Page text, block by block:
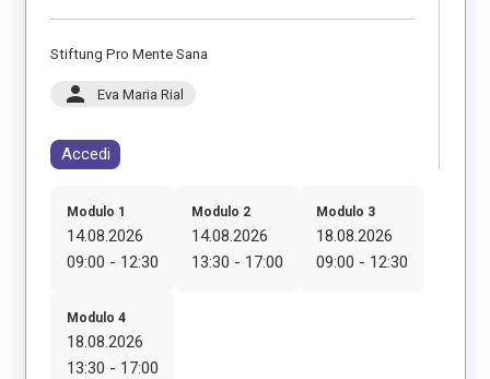
Stiftung Pro Mente Sana
person Eva Maria Rial
Accedi
Modulo 1
14.08.2026
09:00 - 12:30
Modulo 2
14.08.2026
13:30 - 17:00
Modulo 3
18.08.2026
09:00 - 12:30
Modulo 4
18.08.2026
13:30 - 17:00